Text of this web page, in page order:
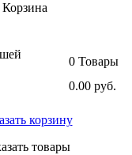
Корзина
0 Товары
0.00 руб.
корзину
товары